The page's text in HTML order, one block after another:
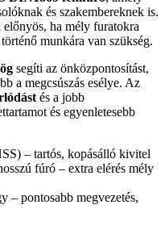
és szakembereknek is.
előnyös, ha mély furatokra
munkára van szükség.
segíti az önközpontosítást,
a megcsúszás esélye. Az
és a jobb
és egyenletesebb
– tartós, kopásálló kivitel
fúró – extra elérés mély
– pontosabb megvezetés,